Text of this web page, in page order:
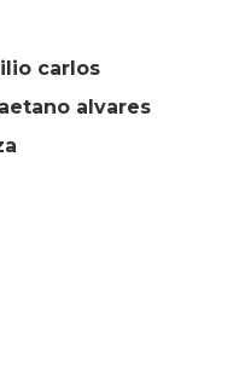
carlos
alvares